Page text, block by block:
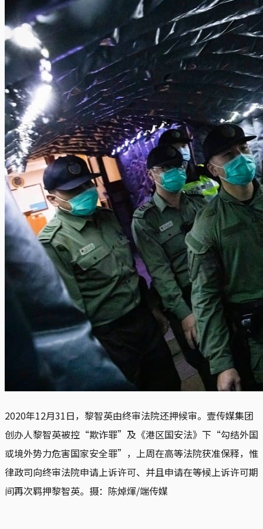
2020年12月31日，黎智英由终审法院还押候审。壹传媒集团
创办人黎智英被控“欺诈罪”及《港区国安法》下“勾结外国
或境外势力危害国家安全罪”，上周在高等法院获准保释，惟
律政司向终审法院申请上诉许可、并且申请在等候上诉许可期
间再次羁押黎智英。摄：陈焯煇/端传媒